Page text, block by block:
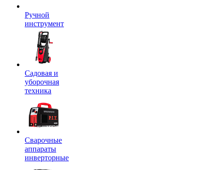
Ручной
инструмент
Садовая и
уборочная
техника
Сварочные
аппараты
инверторные